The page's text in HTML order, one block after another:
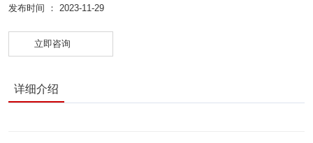
发布时间 ： 2023-11-29
立即咨询
详细介绍